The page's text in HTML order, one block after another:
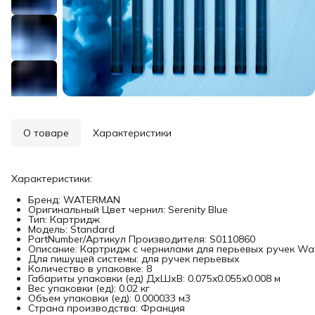
О товаре Характеристики
Характеристики:
Бренд: WATERMAN
Оригинальный Цвет чернил: Serenity Blue
Тип: Картридж
Модель: Standard
PartNumber/Артикул Производителя: S0110860
Описание: Картридж с чернилами для перьевых ручек
Для пишущей системы: для ручек перьевых
Количество в упаковке: 8
Габариты упаковки (ед) ДхШхВ: 0.075x0.055x0.008 м
Вес упаковки (ед): 0.02 кг
Объем упаковки (ед): 0.000033 м3
Страна производства: Франция